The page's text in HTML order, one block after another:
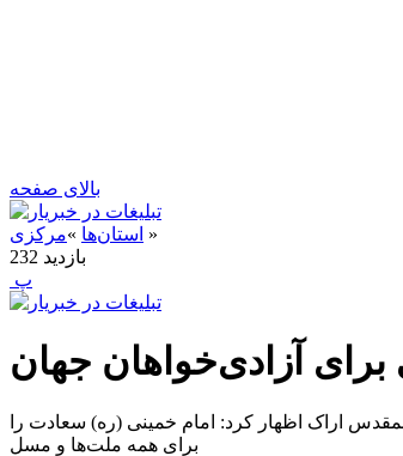
بالای صفحه
استان‌ها »مرکزی
»
232 بازدید
‍ پ
برای آزادی‌خواهان جهان
اراک اظهار کرد: امام خمینی (ره) سعادت را
برای همه ملت‌ها و مسل